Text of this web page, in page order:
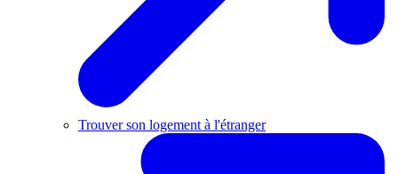
Trouver son logement à l'étranger